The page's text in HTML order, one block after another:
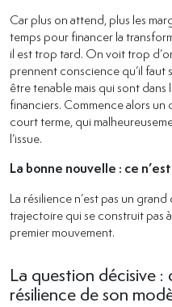
Car plus on attend, plus les
temps pour financer la
il est trop tard. On voit trop
prennent conscience qu’il faut
être tenable mais qui sont dans
financiers. Commence alors un
court terme, qui
l’issue.
La bonne nouvelle : ce
La résilience n’est pas un
trajectoire qui se construit pas
premier mouvement.
La question décisive
résilience de son